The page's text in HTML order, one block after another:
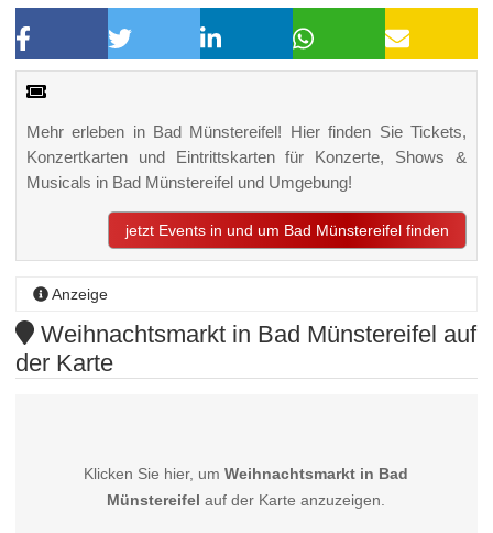
Mehr erleben in Bad Münstereifel! Hier finden Sie Tickets,
Konzertkarten und Eintrittskarten für Konzerte, Shows &
Musicals in Bad Münstereifel und Umgebung!
jetzt Events in und um Bad Münstereifel finden
Anzeige
Weihnachtsmarkt in Bad Münstereifel auf
der Karte
Klicken Sie hier, umWeihnachtsmarkt in Bad
Münstereifel auf der Karte anzuzeigen.